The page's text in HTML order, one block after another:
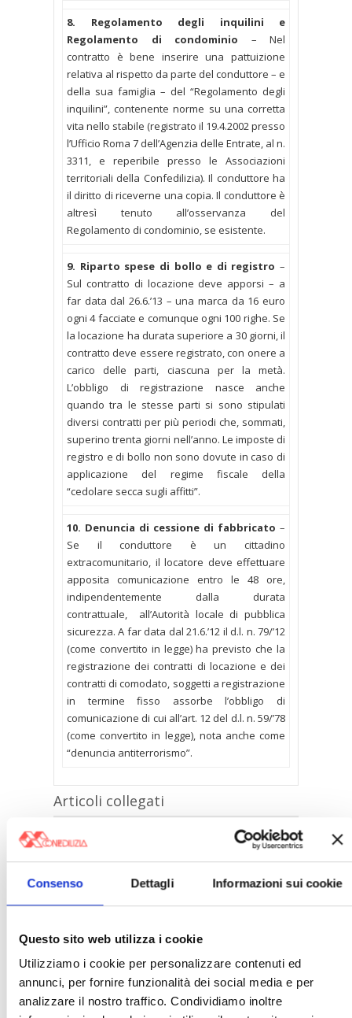
Consenso Dettagli Informazioni sui cookie
Questo sito web utilizza i cookie
Utilizziamo i cookie per personalizzare contenuti ed
annunci, per fornire funzionalità dei social media e per
analizzare il nostro traffico. Condividiamo inoltre
8. Regolamento degli inquilini e
Regolamento di condominio
–
Nel
contratto è bene inserire una pattuizione
relativa al rispetto da parte del conduttore – e
della sua famiglia – del “Regolamento degli
inquilini”, contenente norme su una corretta
vita nello stabile (registrato il 19.4.2002 presso
l’Ufficio Roma 7 dell’Agenzia delle Entrate, al n.
3311, e reperibile presso le Associazioni
territoriali della Confedilizia). Il conduttore ha
il diritto di riceverne una copia. Il conduttore è
altresì tenuto all’osservanza del
Regolamento di condominio, se esistente.
9. Riparto spese di bollo e di registro –
Sul contratto di locazione deve apporsi – a
far data dal 26.6.’13 – una marca da 16 euro
ogni 4 facciate e comunque ogni 100 righe. Se
la locazione ha durata superiore a 30 giorni, il
contratto deve essere registrato, con onere a
carico delle parti, ciascuna per la metà.
L’obbligo di registrazione nasce anche
quando tra le stesse parti si sono stipulati
diversi contratti per più periodi che, sommati,
superino trenta giorni nell’anno. Le imposte di
registro e di bollo non sono dovute in caso di
applicazione del regime fiscale della
“cedolare secca sugli affitti”.
10. Denuncia di cessione di fabbricato –
Se il conduttore è un cittadino
extracomunitario, il locatore deve effettuare
apposita comunicazione entro le 48 ore,
indipendentemente dalla durata
contrattuale, all’Autorità locale di pubblica
sicurezza. A far data dal 21.6.’12 il d.l. n. 79/’12
(come convertito in legge) ha previsto che la
registrazione dei contratti di locazione e dei
contratti di comodato, soggetti a registrazione
in termine fisso assorbe l’obbligo di
comunicazione di cui all’art. 12 del d.l. n. 59/’78
(come convertito in legge), nota anche come
“denuncia antiterrorismo”.
Articoli collegati
Liberoquotidiano.it – 4.8.2026 – Roberto
Saviano difende Spin Time e si schiera con
Nicolaporro.it – 4.8.2026 – Spin Time, altro
che “socialità”: cosa succederebbe in un
Requadro.com – 3.8.2026 – Spin Time,
problema abitativo non può diventare
licenza d’illegalità
Monetaweb.it – 3.8.2026 – Spaziani Testa